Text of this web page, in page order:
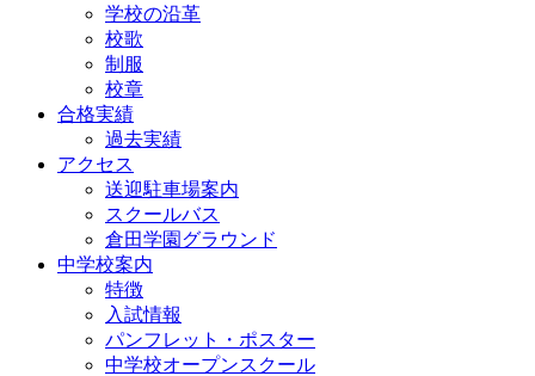
学校の沿革
校歌
制服
校章
合格実績
過去実績
アクセス
送迎駐車場案内
スクールバス
倉田学園グラウンド
中学校案内
特徴
入試情報
パンフレット・ポスター
中学校オープンスクール